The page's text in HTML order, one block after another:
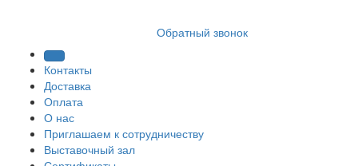
Обратный звонок
Контакты
Доставка
Оплата
О нас
Приглашаем к сотрудничеству
Выставочный зал